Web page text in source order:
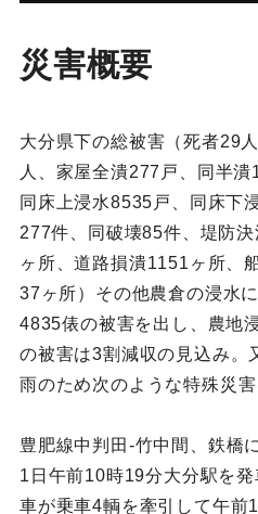
災害概要
大分県下の総被害（死者29
人、家屋全潰277戸、同半潰
同床上浸水8535戸、同床下
277件、同破壊85件、堤防
ヶ所、道路損潰1151ヶ所、
37ヶ所）その他農倉の浸水
4835俵の被害を出し、農地
の被害は3割減収の見込み。
雨のため次のような特殊災害
豊肥線中判田‐竹中間、鉄橋
1日午前10時19分大分駅を
車が乗車4輌を牽引して午前